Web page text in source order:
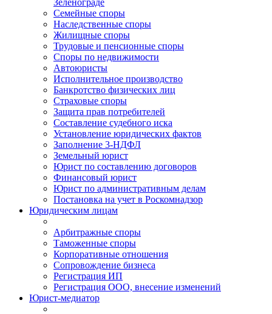
Зеленограде
Семейные споры
Наследственные споры
Жилищные споры
Трудовые и пенсионные споры
Споры по недвижимости
Автоюристы
Исполнительное производство
Банкротство физических лиц
Страховые споры
Защита прав потребителей
Составление судебного иска
Установление юридических фактов
Заполнение 3-НДФЛ
Земельный юрист
Юрист по составлению договоров
Финансовый юрист
Юрист по административным делам
Постановка на учет в Роскомнадзор
Юридическим лицам
Арбитражные споры
Таможенные споры
Корпоративные отношения
Сопровождение бизнеса
Регистрация ИП
Регистрация ООО, внесение изменений
Юрист-медиатор